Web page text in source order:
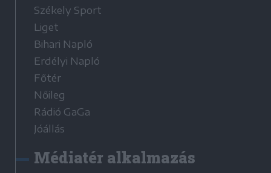
Székely Sport
Liget
Bihari Napló
Erdélyi Napló
Főtér
Nőileg
Rádió GaGa
Jóállás
Médiatér alkalmazás